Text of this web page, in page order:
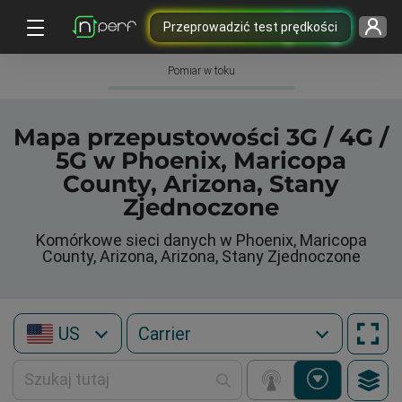
Przeprowadzić test prędkości
Pomiar w toku
Mapa przepustowości 3G / 4G /
5G w Phoenix, Maricopa
County, Arizona, Stany
Zjednoczone
Komórkowe sieci danych w Phoenix, Maricopa
County, Arizona, Arizona, Stany Zjednoczone
US